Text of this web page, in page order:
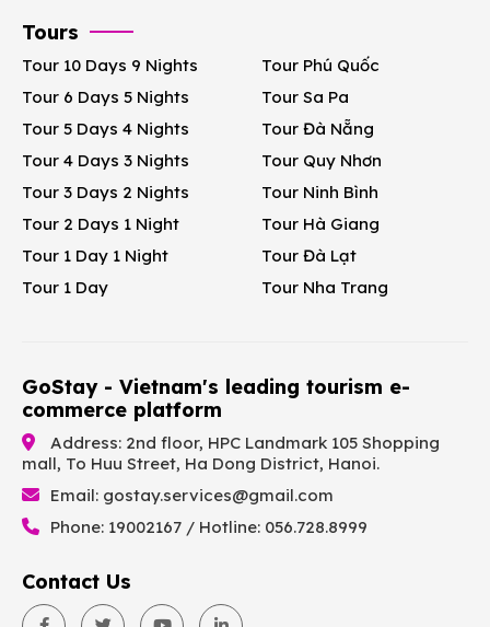
Tours
Tour 10 Days 9 Nights
Tour 6 Days 5 Nights
Tour 5 Days 4 Nights
Tour 4 Days 3 Nights
Tour 3 Days 2 Nights
Tour 2 Days 1 Night
Tour 1 Day 1 Night
Tour 1 Day
Tour Phú Quốc
Tour Sa Pa
Tour Đà Nẵng
Tour Quy Nhơn
Tour Ninh Bình
Tour Hà Giang
Tour Đà Lạt
Tour Nha Trang
GoStay - Vietnam's leading tourism e-
commerce platform
Address: 2nd floor, HPC Landmark 105 Shopping
mall, To Huu Street, Ha Dong District, Hanoi.
Email: gostay.services@gmail.com
Phone: 19002167 / Hotline: 056.728.8999
Contact Us